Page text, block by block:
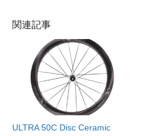
関連記事
ULTRA 50C Disc Ceramic